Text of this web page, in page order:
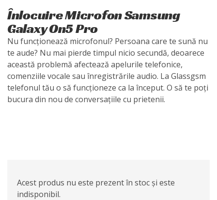
Înlocuire Microfon Samsung
Galaxy On5 Pro
Nu funcționează microfonul? Persoana care te sună nu
te aude? Nu mai pierde timpul nicio secundă, deoarece
această problemă afectează apelurile telefonice,
comenziile vocale sau înregistrările audio. La Glassgsm
telefonul tău o să funcționeze ca la început. O să te poți
bucura din nou de conversațiile cu prietenii.
Acest produs nu este prezent în stoc și este
indisponibil.